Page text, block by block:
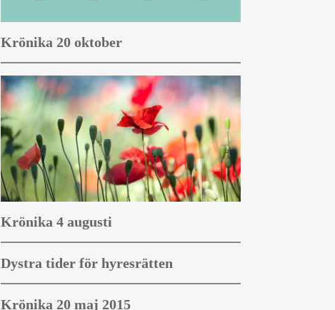
Krönika 20 oktober
Krönika 4 augusti
Dystra tider för hyresrätten
Krönika 20 maj 2015